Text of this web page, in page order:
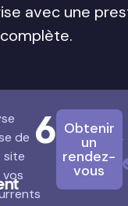
avec une
complète.
de
site
680€
Obtenir
un
rendez-
vous